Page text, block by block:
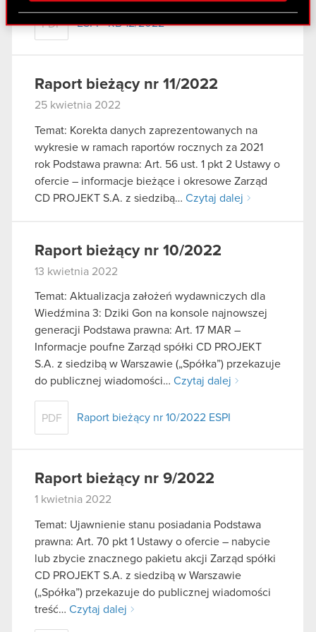
Partnerzy mogą połączyć te informacje z innymi
danymi otrzymanymi od Ciebie lub uzyskanymi
podczas korzystania z ich usług. Kontynuując
używanie plików cookie.
PDF ESPI - RB 12/2022
Raport bieżący nr 11/2022
25 kwietnia 2022
Temat: Korekta danych zaprezentowanych na
wykresie w ramach raportów rocznych za 2021
rok Podstawa prawna: Art. 56 ust. 1 pkt 2 Ustawy o
ofercie – informacje bieżące i okresowe Zarząd
CD PROJEKT S.A. z siedzibą… Czytaj dalej
Raport bieżący nr 10/2022
13 kwietnia 2022
Temat: Aktualizacja założeń wydawniczych dla
Wiedźmina 3: Dziki Gon na konsole najnowszej
generacji Podstawa prawna: Art. 17 MAR –
Informacje poufne Zarząd spółki CD PROJEKT
S.A. z siedzibą w Warszawie („Spółka”) przekazuje
do publicznej wiadomości… Czytaj dalej
PDF Raport bieżący nr 10/2022 ESPI
Raport bieżący nr 9/2022
1 kwietnia 2022
Temat: Ujawnienie stanu posiadania Podstawa
prawna: Art. 70 pkt 1 Ustawy o ofercie – nabycie
lub zbycie znacznego pakietu akcji Zarząd spółki
CD PROJEKT S.A. z siedzibą w Warszawie
(„Spółka”) przekazuje do publicznej wiadomości
treść… Czytaj dalej